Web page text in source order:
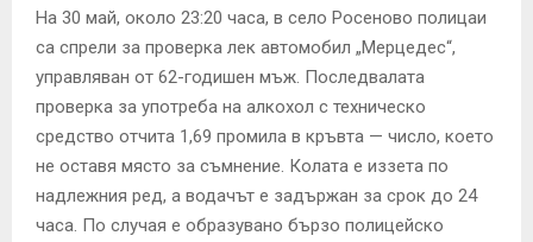
На 30 май, около 23:20 часа, в село Росеново полицаи
са спрели за проверка лек автомобил „Мерцедес“,
управляван от 62-годишен мъж. Последвалата
проверка за употреба на алкохол с техническо
средство отчита 1,69 промила в кръвта — число, което
не оставя място за съмнение. Колата е иззета по
надлежния ред, а водачът е задържан за срок до 24
часа. По случая е образувано бързо полицейско